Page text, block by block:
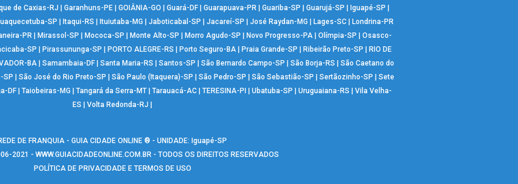
de Caxias-RJ | Garanhuns-PE | GOIÂNIA-GO | Guará-DF | Guarapuava-PR | Guariba-SP | Guarujá-SP | Iguapé-SP |
SP | Itaqui-RS | Ituiutaba-MG | Jaboticabal-SP | Jacareí-SP | José Raydan-MG | Lages-SC| Londrina-PR
PR | Mirassol-SP | Mococa-SP | Monte Alto-SP | Morro Agudo-SP | Novo Progresso-PA | Olímpia-SP | Osasco-
SP | Pirassununga-SP | PORTO ALEGRE-RS | Porto Seguro-BA| Praia Grande-SP | Ribeirão Preto-SP | RIO DE
BA | Samambaia-DF | Santa Maria-RS | Santos-SP | São Bernardo Campo-SP | São Borja-RS | São Caetano do
SP | São José do Rio Preto-SP | São Paulo (Itaquera)-SP | São Pedro-SP | São Sebastião-SP | Sertãozinho-SP | Sete
DF| Taiobeiras-MG | Tangará da Serra-MT| Tarauacá-AC| TERESINA-PI | Ubatuba-SP | Uruguaiana-RS | Vila Velha-
ES | Volta Redonda-RJ |
DE FRANQUIA - GUIA CIDADE ONLINE ® - UNIDADE: Iguapé-SP
2021 - WWW.GUIACIDADEONLINE.COM.BR - TODOS OS DIREITOS RESERVADOS
POLÍTICA DE PRIVACIDADE E TERMOS DE USO